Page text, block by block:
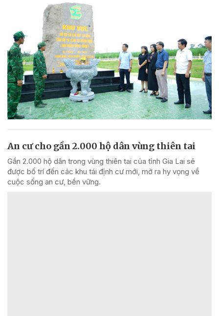
An cư cho gần 2.000 hộ dân vùng thiên tai
Gần 2.000 hộ dân trong vùng thiên tai của tỉnh Gia Lai sẽ
được bố trí đến các khu tái định cư mới, mở ra hy vọng về
cuộc sống an cư, bền vững.